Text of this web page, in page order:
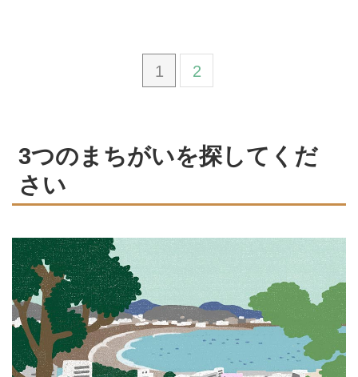
1 2
3つのまちがいを探してくだ
さい